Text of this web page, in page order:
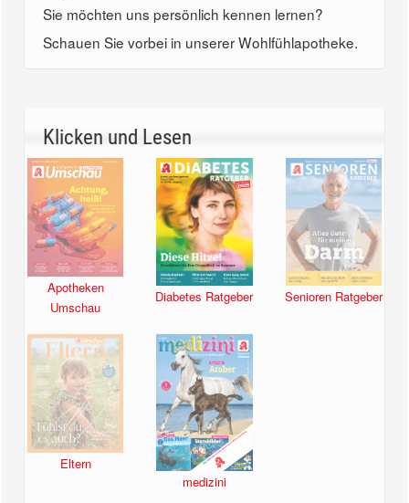
Sie möchten uns persönlich kennen lernen?
Schauen Sie vorbei in unserer Wohlfühlapotheke.
Klicken und Lesen
Apotheken
Umschau
Diabetes Ratgeber Senioren Ratgeber
Eltern
medizini